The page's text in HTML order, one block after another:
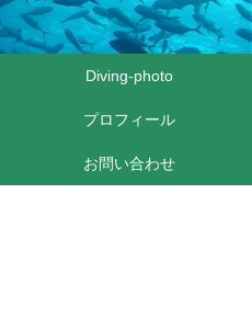
Diving-photo
プロフィール
お問い合わせ